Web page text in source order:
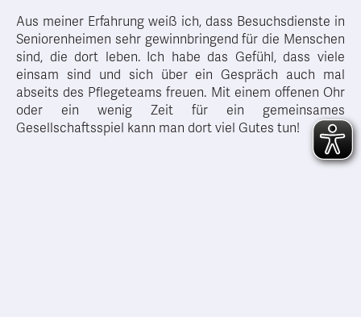
Aus meiner Erfahrung weiß ich, dass Besuchsdienste in
Seniorenheimen sehr gewinnbringend für die Menschen
sind, die dort leben. Ich habe das Gefühl, dass viele
einsam sind und sich über ein Gespräch auch mal
abseits des Pflegeteams freuen. Mit einem offenen Ohr
oder ein wenig Zeit für ein gemeinsames
Gesellschaftsspiel kann man dort viel Gutes tun!